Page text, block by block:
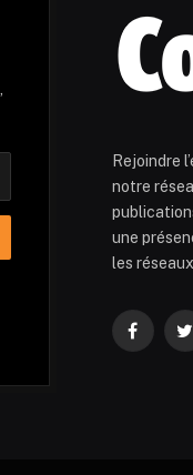
Rejoindre
notre
une
les